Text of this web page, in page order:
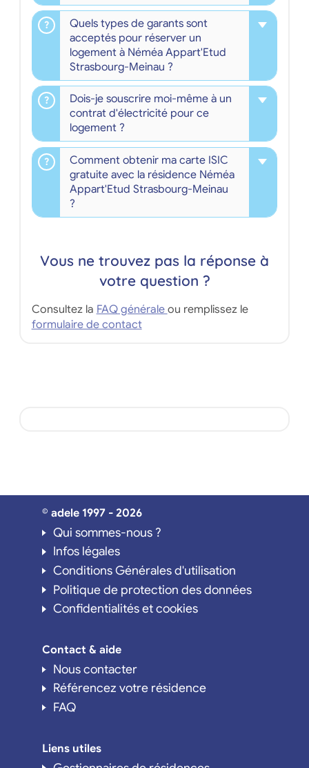
Quels types de garants sont
acceptés pour réserver un
logement à Néméa Appart'Etud
Strasbourg-Meinau ?
Dois-je souscrire moi-même à un
contrat d'électricité pour ce
logement ?
Comment obtenir ma carte ISIC
gratuite avec la résidence Néméa
Appart'Etud Strasbourg-Meinau
?
Vous ne trouvez pas la réponse à
votre question ?
Consultez la FAQ générale ou remplissez le
formulaire de contact
© adele 1997 - 2026
Qui sommes-nous ?
Infos légales
Conditions Générales d'utilisation
Politique de protection des données
Confidentialités et cookies
Contact & aide
Nous contacter
Référencez votre résidence
FAQ
Liens utiles